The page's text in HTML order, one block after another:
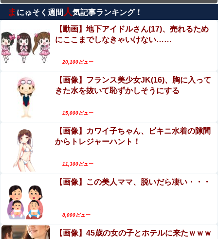
決定＆最新PV公開！思ったより発売早い…もう半年後
か！
【動画】熊本地震発生時の手術室の様子が公開される
Google、Geminiが大赤字、「史上初のマイナスキャッシ
ュフロー」に陥る
「宝くじの1番賢い買い方」←これｗｗｗｗｗ
【速報】北海道江別大学生殺人事件、主犯格の川口被告
(19)に無期懲役の判決←これ、妥当だと思う？？？？？？
【画像】 女の子「お●ぱいデカいせいで太って見えるのま
じだるい????」
【日向坂46】今回はお手頃価格？日向坂46とBEAMSの
コラボが決定！！
夫さん、妻に「天井のシミ数えてれば終わるでな」と押し
倒されて性行為 → 凄いことになるｗｗｗｗｗ
エロ漫画『冥婚の花嫁～無限快楽地獄～』をraw
やhitomiを使わずに無料で読む方法│五梅
【動画】ロシア軍のドローンをネット発射装置で
撃墜するウクライナ。
局、脱ぐしかないｗｗｗｗ
子高校生の画像、これ公開されちゃダメなやつだ
ヌーディストビーチじゃない海水浴場で女が全裸
オ○ニーすると3分以内にこうなるらしいｗｗｗ
【エロ画像】ビリー・アイリッシュ、マ○コ（女性
ま にゅそく週間 人気記事ランキング！
【動画】地下アイドルさん(17)、売れるため
にここまでしなきゃいけない……
20,100ビュー
【画像】フランス美少女JK(16)、胸に入って
きた水を抜いて恥ずかしそうにする
15,000ビュー
【画像】カワイ子ちゃん、ビキニ水着の隙間
からトレジャーハント！
11,300ビュー
【画像】この美人ママ、脱いだら凄い・・・
8,000ビュー
【画像】45歳の女の子とホテルに来たｗｗｗ